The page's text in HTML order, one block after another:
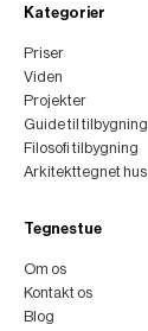
Kategorier
Priser
Viden
Projekter
Guide til tilbygning
Filosofi tilbygning
Arkitekttegnet hus
Tegnestue
Om os
Kontakt os
Blog